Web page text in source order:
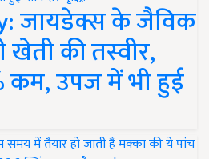
जायडेक्स के जैविक
खेती की तस्वीर,
कम, उपज में भी हुई